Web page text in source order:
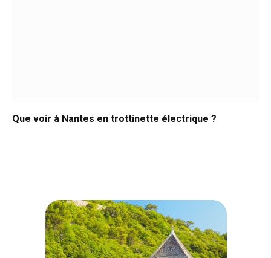
Que voir à Nantes en trottinette électrique ?